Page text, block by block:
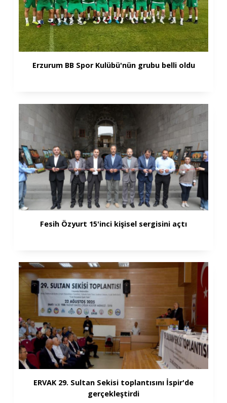
Erzurum BB Spor Kulübü'nün grubu belli oldu
Fesih Özyurt 15'inci kişisel sergisini açtı
ERVAK 29. Sultan Sekisi toplantısını İspir'de
gerçekleştirdi